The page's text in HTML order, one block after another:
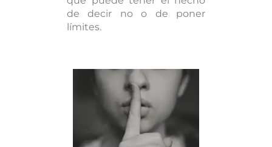
de decir no o de poner
límites.